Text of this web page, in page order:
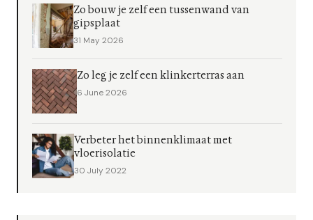
Zo bouw je zelf een tussenwand van
gipsplaat
31 May 2026
Zo leg je zelf een klinkerterras aan
6 June 2026
Verbeter het binnenklimaat met
vloerisolatie
30 July 2022